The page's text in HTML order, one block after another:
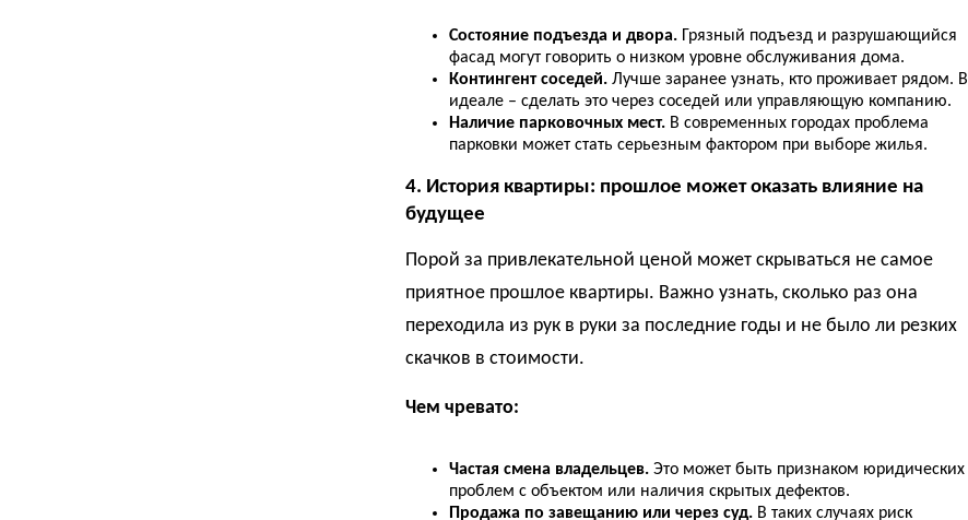
Состояние подъезда и двора.Грязный подъезд и разрушающийся
фасад могут говорить о низком уровне обслуживания дома.
Контингент соседей.Лучше заранее узнать, кто проживает рядом. В
идеале – сделать это через соседей или управляющую компанию.
Наличие парковочных мест.В современных городах проблема
парковки может стать серьезным фактором при выборе жилья.
4. История квартиры: прошлое может оказать влияние на
будущее
Порой за привлекательной ценой может скрываться не самое
приятное прошлое квартиры. Важно узнать, сколько раз она
переходила из рук в руки за последние годы и не было ли резких
скачков в стоимости.
Чем чревато:
Частая смена владельцев.Это может быть признаком юридических
проблем с объектом или наличия скрытых дефектов.
Продажа по завещанию или через суд.В таких случаях риск